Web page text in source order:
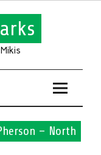
– North